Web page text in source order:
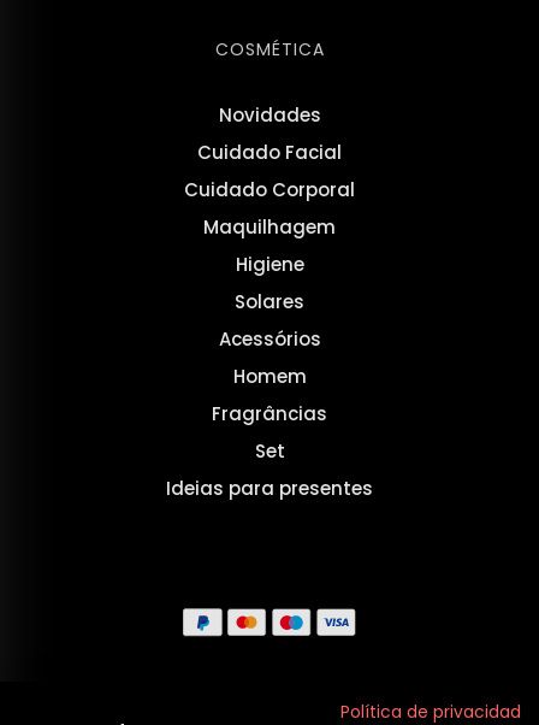
COSMÉTICA
Novidades
Cuidado Facial
Cuidado Corporal
Maquilhagem
Higiene
Solares
Acessórios
Homem
Fragrâncias
Set
Ideias para presentes
Política de privacidad